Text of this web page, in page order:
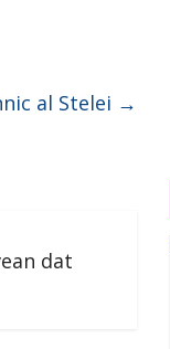
al Stelei →
dat